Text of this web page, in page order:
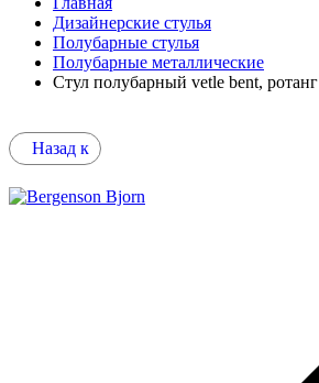
Дизайнерские стулья
Полубарные стулья
Полубарные металлические
Стул полубарный vetle bent, ротанг
Назад к